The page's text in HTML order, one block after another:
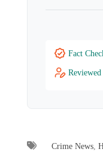
Fact
Crime News,